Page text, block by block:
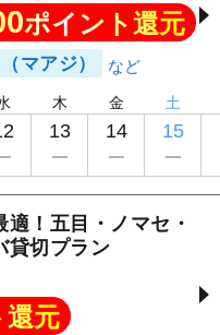
ポイント還元
マアジ）
木
13
金
14
土
15
！五目・ノマセ・
貸切プラン
還元